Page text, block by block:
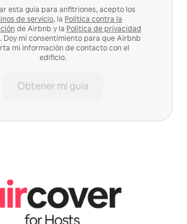
esta guía para anfitriones, acepto los
de servicio, la Política contra la
de Airbnb y la Política de privacidad
. Doy mi consentimiento para que Airbnb
mi información de contacto con el
edificio.
Obtener mi guía